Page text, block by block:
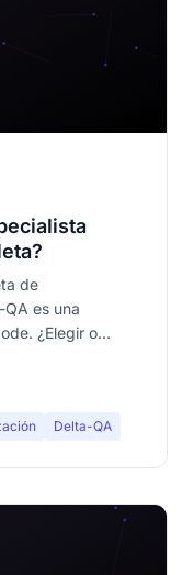
de
es una
¿Elegir o
Delta-QA